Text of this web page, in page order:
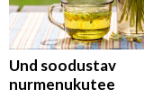
Und soodustav
nurmenukutee